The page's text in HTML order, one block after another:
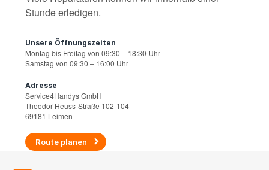
Stunde erledigen.
Unsere Öffnungszeiten
Montag bis Freitag von 09:30 – 18:30 Uhr
Samstag von 09:30 – 16:00 Uhr
Adresse
Service4Handys GmbH
Theodor-Heuss-Straße 102-104
69181 Leimen
Route planen